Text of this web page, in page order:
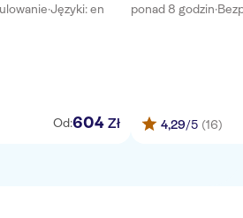
·Języki: en
Od:604 Zł
ponad 8 godzin·
4,29/5 (16)